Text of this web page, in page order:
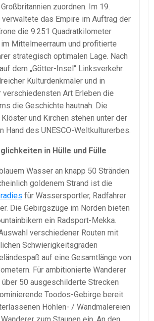
zuordnen. Im 19.
verwaltete das Empire im Auftrag der
die 9.251 Quadratkilometer
Mittelmeerraum und profitierte
strategisch optimalen Lage. Nach
dem „Götter-Insel“ Linksverkehr.
Kulturdenkmäler und in
verschiedensten Art Erleben die
die Geschichte hautnah. Die
und Kirchen stehen unter der
Hand des UNESCO-Weltkulturerbes.
in Hülle und Fülle
Wasser an knapp 50 Stränden
goldenem Strand ist die
für Wassersportler, Radfahrer
Die Gebirgszüge im Norden bieten
ein Radsport-Mekka.
verschiedener Routen mit
Schwierigkeitsgraden
auf eine Gesamtlänge von
Für ambitionierte Wanderer
50 ausgeschilderte Strecken
Toodos-Gebirge bereit.
Höhlen- / Wandmalereien